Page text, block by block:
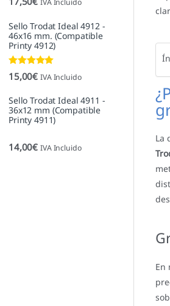
La
En
5.00de 5
Sello Trodat Ideal 4912 -
46x16 mm. (Compatible
Printy 4912)
Valorado con
5.00de 5
15,00€ IVA Incluido
Sello Trodat Ideal 4911 -
36x12 mm (Compatible
Printy 4911)
14,00€ IVA Incluido